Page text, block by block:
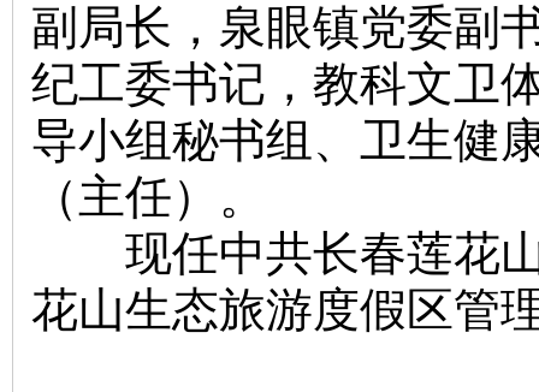
副局长，泉眼镇党委副
纪工委书记，教科文卫
导小组秘书组、卫生健
（主任）。
现任中共长春莲花山
花山生态旅游度假区管